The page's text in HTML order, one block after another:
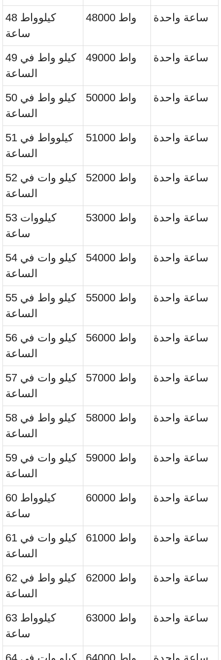
48 كيلوواط
ساعة
48000 واط ساعة واحدة
49 كيلو واط في
الساعة
49000 واط ساعة واحدة
50 كيلو واط في
الساعة
50000 واط ساعة واحدة
51 كيلوواط في
الساعة
51000 واط ساعة واحدة
52 كيلو وات في
الساعة
52000 واط ساعة واحدة
53 كيلووات
ساعة
53000 واط ساعة واحدة
54 كيلو وات في
الساعة
54000 واط ساعة واحدة
55 كيلو واط في
الساعة
55000 واط ساعة واحدة
56 كيلو وات في
الساعة
56000 واط ساعة واحدة
57 كيلو وات في
الساعة
57000 واط ساعة واحدة
58 كيلو واط في
الساعة
58000 واط ساعة واحدة
59 كيلو وات في
الساعة
59000 واط ساعة واحدة
60 كيلوواط
ساعة
60000 واط ساعة واحدة
61 كيلو وات في
الساعة
61000 واط ساعة واحدة
62 كيلو واط في
الساعة
62000 واط ساعة واحدة
63 كيلوواط
ساعة
63000 واط ساعة واحدة